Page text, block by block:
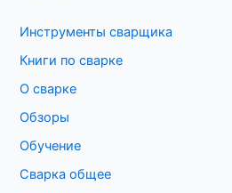
к
:
Инструменты сварщика
Книги по сварке
О сварке
Обзоры
Обучение
Сварка общее